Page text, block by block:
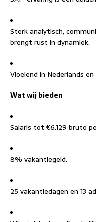
Sterk analytisch,
brengt rust in dynamiek.
Vloeiend in Nederlands en
Wat wij bieden
Salaris tot €6.129 bruto
8% vakantiegeld.
25 vakantiedagen en 13